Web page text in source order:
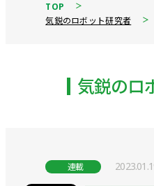
TOP
気鋭のロボット研究者
気鋭のロ
連載